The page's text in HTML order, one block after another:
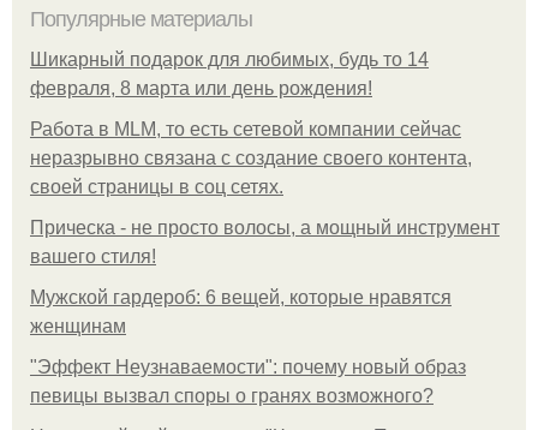
Популярные материалы
Шикарный подарок для любимых, будь то 14
февраля, 8 марта или день рождения!
Работа в MLM, то есть сетевой компании сейчас
неразрывно связана с создание своего контента,
своей страницы в соц сетях.
Прическа - не просто волосы, а мощный инструмент
вашего стиля!
Мужской гардероб: 6 вещей, которые нравятся
женщинам
"Эффект Неузнаваемости": почему новый образ
певицы вызвал споры о гранях возможного?